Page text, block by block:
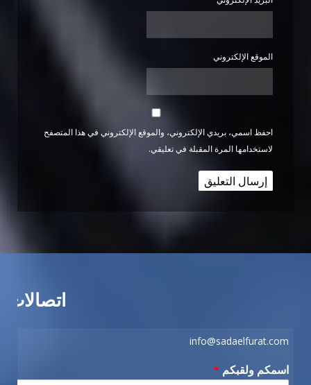
الموقع الإلكتروني
احفظ اسمي، بريدي الإلكتروني، والموقع الإلكتروني في هذا المتصفح
لاستخدامها المرة المقبلة في تعليقي.
اتصالات
info@sadaelfurat.com
اسمكم ولقبكم *